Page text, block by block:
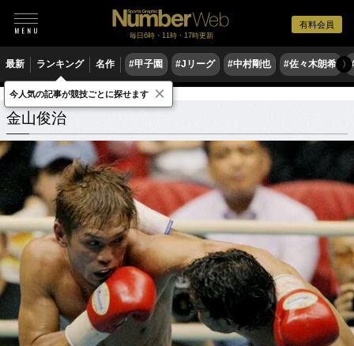
有料会員
毎日6時・11時・17時更新
最新 ランキング 名作 #甲子園 #Jリーグ #中村剛也 #佐々木朗希 〉
金山俊治 関連記事
金山俊治
今人気の記事が競技ごとに探せます ×